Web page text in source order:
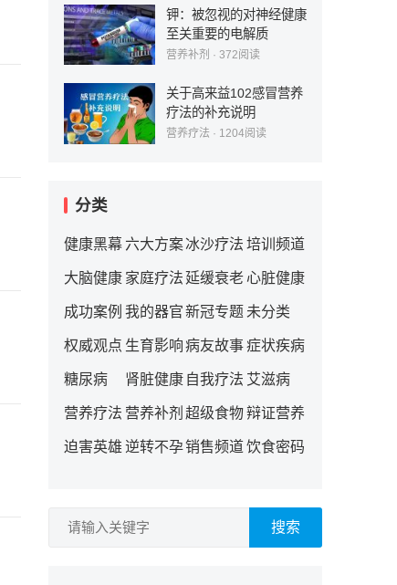
钾：被忽视的对神经健康
至关重要的电解质
营养补剂 · 372阅读
关于高来益102感冒营养
疗法的补充说明
营养疗法 · 1204阅读
分类
健康黑幕 六大方案冰沙疗法 培训频道
大脑健康 家庭疗法 延缓衰老 心脏健康
成功案例 我的器官新冠专题 未分类
权威观点 生育影响病友故事症状疾病
糖尿病 肾脏健康 自我疗法 艾滋病
营养疗法 营养补剂 超级食物辩证营养
迫害英雄 逆转不孕销售频道饮食密码
搜索